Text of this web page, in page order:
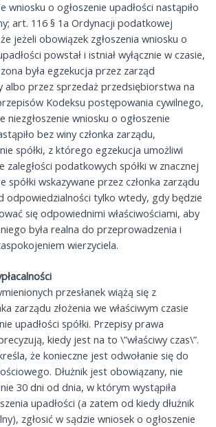
wniosku o ogłoszenie upadłości nastąpiło
art. 116 § 1a Ordynacji podatkowej
jeżeli obowiązek zgłoszenia wniosku o
powstał i istniał wyłącznie w czasie,
była egzekucja przez zarząd
albo przez sprzedaż przedsiębiorstwa na
Kodeksu postępowania cywilnego,
niezgłoszenie wniosku o ogłoszenie
bez winy członka zarządu,
spółki, z którego egzekucja umożliwi
zaległości podatkowych spółki w znacznej
spółki wskazywane przez członka zarządu
odpowiedzialności tylko wtedy, gdy będzie
się odpowiednimi właściwościami, aby
była realna do przeprowadzenia i
wierzyciela.
przesłanek wiążą się z
zarządu złożenia we właściwym czasie
upadłości spółki. Przepisy prawa
kiedy jest na to \”właściwy czas\”.
że konieczne jest odwołanie się do
Dłużnik jest obowiązany, nie
30 dni od dnia, w którym wystąpiła
upadłości (a zatem od kiedy dłużnik
zgłosić w sądzie wniosek o ogłoszenie